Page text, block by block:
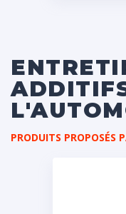
PRODUITS PROPOSÉS